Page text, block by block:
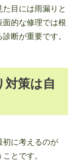
目には雨漏りと
的な修理では根
断が重要です。
対策は自
初に考えるのが
とです。